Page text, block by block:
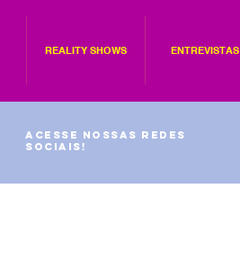
REALITY SHOWS ENTREVISTAS
Acesse nossas redes
sociais!